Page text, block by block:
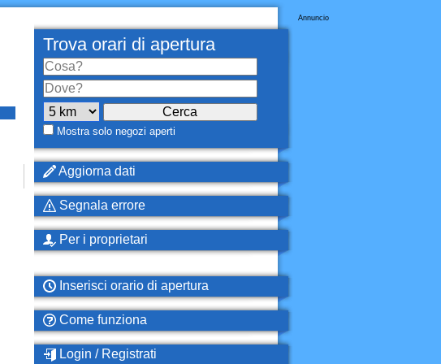
Annuncio
Trova orari di apertura
Mostra solo negozi aperti
Aggiorna dati
Segnala errore
Per i proprietari
Inserisci orario di apertura
Come funziona
Login / Registrati